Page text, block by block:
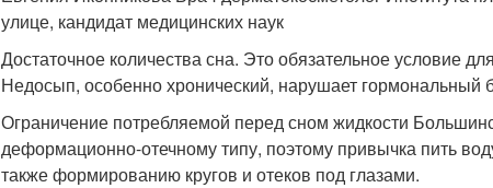
улице, кандидат медицинских наук
Достаточное количества сна. Это обязательное условие
Недосып, особенно хронический, нарушает гормональный
Ограничение потребляемой перед сном жидкости
деформационно-отечному типу, поэтому привычка пить
также формированию кругов и отеков под глазами.